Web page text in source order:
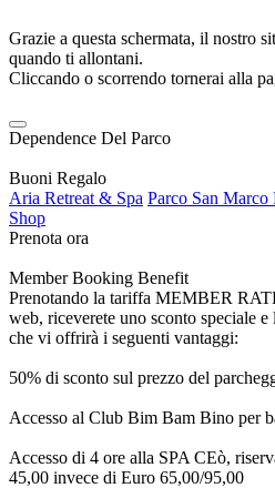
Grazie a questa schermata, il nostro
quando ti allontani.
Cliccando o scorrendo tornerai alla
Dependence Del Parco
Buoni Regalo
Aria Retreat & Spa Parco San Marco
Shop
Prenota ora
Member Booking Benefit
Prenotando la tariffa MEMBER
web, riceverete uno sconto speciale
che vi offrirà i seguenti vantaggi:
50% di sconto sul prezzo del
Accesso al Club Bim Bam Bino per
Accesso di 4 ore alla SPA CEò,
45,00 invece di Euro 65,00/95,00